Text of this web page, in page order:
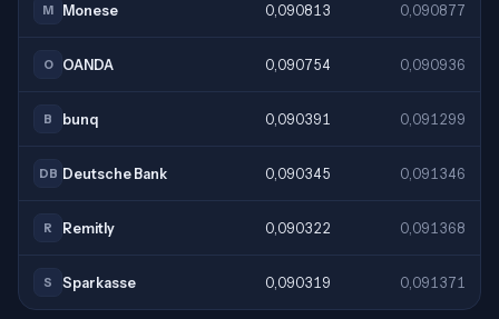
M Monese 0,090813 0,090877
O OANDA 0,090754 0,090936
B bunq 0,090391 0,091299
DB Deutsche Bank 0,090345 0,091346
R Remitly 0,090322 0,091368
S Sparkasse 0,090319 0,091371